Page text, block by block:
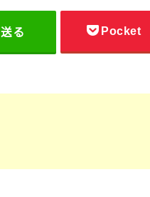
送る Pocket